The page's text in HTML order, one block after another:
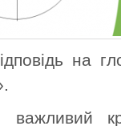
на
важливий